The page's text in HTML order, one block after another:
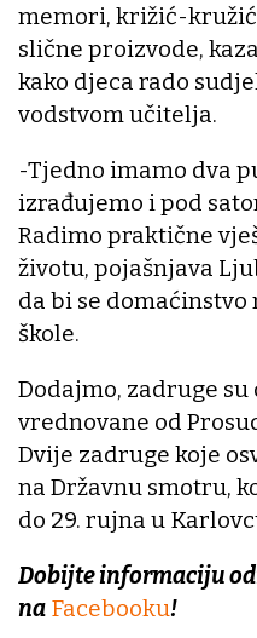
memori, križić-
slične proizvode,
kako djeca rado
vodstvom učitelja.
-Tjedno imamo dva
izrađujemo i pod
Radimo praktične
životu, pojašnjava
da bi se
škole.
Dodajmo, zadruge su
vrednovane od
Dvije zadruge koje
na Državnu smotru,
do 29. rujna u
Dobijte informaciju
na Facebooku!